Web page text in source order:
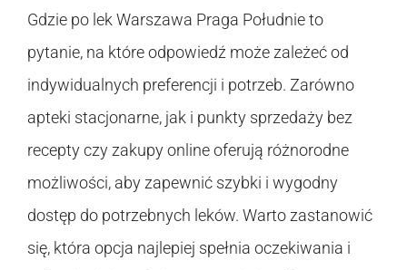
Gdzie po lek Warszawa Praga Południe to
pytanie, na które odpowiedź może zależeć od
indywidualnych preferencji i potrzeb. Zarówno
apteki stacjonarne, jak i punkty sprzedaży bez
recepty czy zakupy online oferują różnorodne
możliwości, aby zapewnić szybki i wygodny
dostęp do potrzebnych leków. Warto zastanowić
się, która opcja najlepiej spełnia oczekiwania i